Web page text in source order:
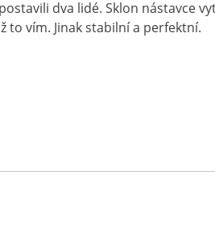
dva lidé. Sklon nástavce
to vím. Jinak stabilní a perfektní.